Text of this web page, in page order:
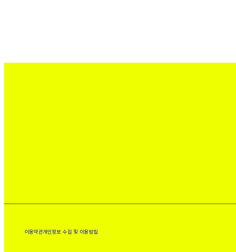
이용약관개인정보 수집 및 이용방침